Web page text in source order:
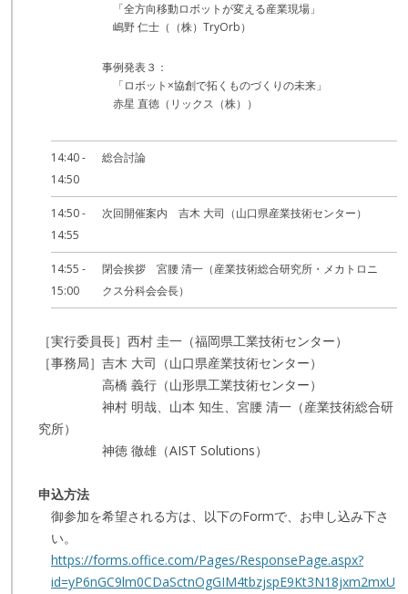
「全方向移動ロボットが変える産業現場」
嶋野 仁士（（株）TryOrb）
事例発表３：
「ロボット×協創で拓くものづくりの未来」
赤星 直徳（リックス（株））
14:40 -
14:50
総合討論
14:50 -
14:55
次回開催案内 吉木 大司（山口県産業技術センター）
14:55 -
15:00
閉会挨拶 宮腰 清一（産業技術総合研究所・メカトロニ
クス分科会会長）
［実行委員長］西村 圭一（福岡県工業技術センター）
［事務局］吉木 大司（山口県産業技術センター）
高橋 義行（山形県工業技術センター）
神村 明哉、山本 知生、宮腰 清一（産業技術総合研
究所）
神徳 徹雄（AIST Solutions）
申込方法
御参加を希望される方は、以下のFormで、お申し込み下さ
い。
https://forms.office.com/Pages/ResponsePage.aspx?
id=yP6nGC9lm0CDaSctnOgGIM4tbzjspE9Kt3N18jxm2mxU